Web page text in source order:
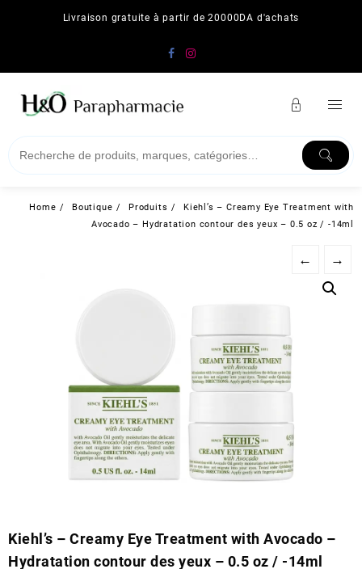
Livraison gratuite à partir de 20000DA d'achats
Home Boutique Produits
Kiehl’s – Creamy Eye Treatment with
Avocado – Hydratation contour des yeux – 0.5 oz / -14ml
← →
Kiehl’s – Creamy Eye Treatment with Avocado –
Hydratation contour des yeux – 0.5 oz / -14ml